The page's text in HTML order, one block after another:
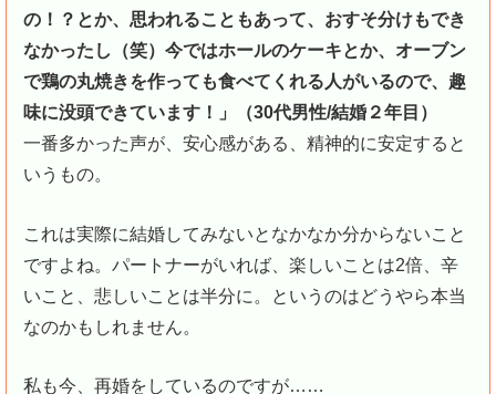
の！？とか、思われることもあって、おすそ分けもでき
なかったし（笑）今ではホールのケーキとか、オーブン
で鶏の丸焼きを作っても食べてくれる人がいるので、趣
味に没頭できています！」（30代男性/結婚２年目）
一番多かった声が、安心感がある、精神的に安定すると
いうもの。
これは実際に結婚してみないとなかなか分からないこと
ですよね。パートナーがいれば、楽しいことは2倍、辛
いこと、悲しいことは半分に。というのはどうやら本当
なのかもしれません。
私も今、再婚をしているのですが……